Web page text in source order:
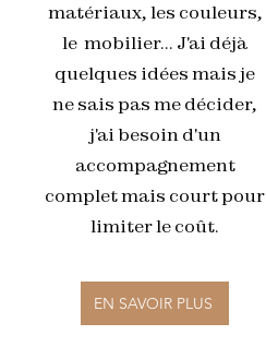
matériaux, les couleurs,
le mobilier... J'ai déjà
quelques idées mais je
ne sais pas me décider,
j'ai besoin d'un
accompagnement
complet mais court pour
limiter le coût.
EN SAVOIR PLUS